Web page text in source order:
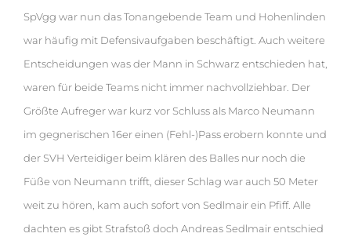
SpVgg war nun das Tonangebende Team und Hohenlinden
war häufig mit Defensivaufgaben beschäftigt. Auch weitere
Entscheidungen was der Mann in Schwarz entschieden hat,
waren für beide Teams nicht immer nachvollziehbar. Der
Größte Aufreger war kurz vor Schluss als Marco Neumann
im gegnerischen 16er einen (Fehl-)Pass erobern konnte und
der SVH Verteidiger beim klären des Balles nur noch die
Füße von Neumann trifft, dieser Schlag war auch 50 Meter
weit zu hören, kam auch sofort von Sedlmair ein Pfiff. Alle
dachten es gibt Strafstoß doch Andreas Sedlmair entschied